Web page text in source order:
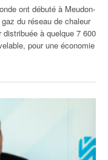
ont débuté à Meudon-
du réseau de chaleur
à quelque 7 600
pour une économie